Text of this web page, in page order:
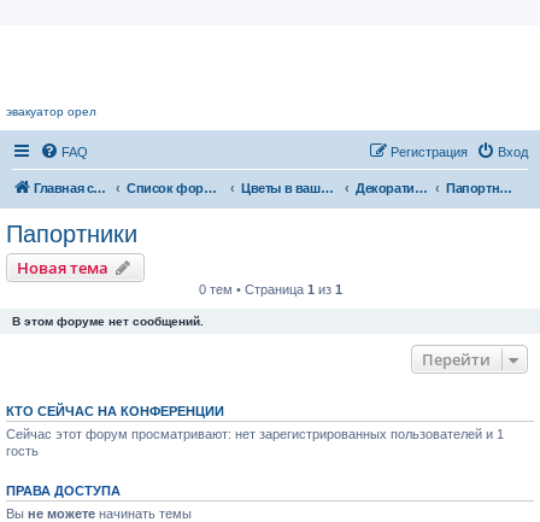
эвакуатор орел
FAQ Вход
Регистрация
Главная страница Список форумов Цветы в вашем доме Декоративнолиственные растения Папортники
Папортники
Новая тема
0 тем • Страница 1 из 1
В этом форуме нет сообщений.
Перейти
КТО СЕЙЧАС НА КОНФЕРЕНЦИИ
Сейчас этот форум просматривают: нет зарегистрированных пользователей и 1
гость
ПРАВА ДОСТУПА
Вы не можете начинать темы